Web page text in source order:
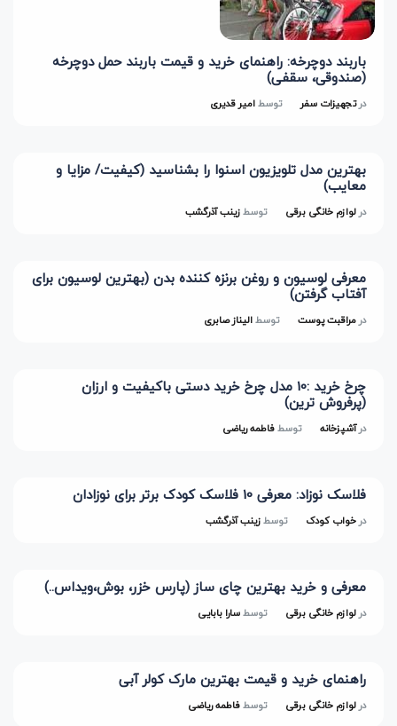
باربند دوچرخه: راهنمای خرید و قیمت باربند حمل دوچرخه
(صندوقی، سقفی)
درتجهیزات سفر توسطامیر قدیری
بهترین مدل تلویزیون اسنوا را بشناسید (کیفیت/ مزایا و
معایب)
درلوازم خانگی برقی توسطزینب آذرگشب
معرفی لوسیون و روغن برنزه کننده بدن (بهترین لوسیون برای
آفتاب گرفتن)
درمراقبت پوست توسطالیناز صابری
چرخ خرید :10 مدل چرخ خرید دستی باکیفیت و ارزان
(پرفروش ترین)
درآشپزخانه توسطفاطمه ریاضی
فلاسک نوزاد: معرفی 10 فلاسک کودک برتر برای نوزادان
درخواب کودک توسطزینب آذرگشب
معرفی و خرید بهترین چای ساز (پارس خزر، بوش،ویداس..)
درلوازم خانگی برقی توسطسارا بابایی
راهنمای خرید و قیمت بهترین مارک کولر آبی
درلوازم خانگی برقی توسطفاطمه ریاضی